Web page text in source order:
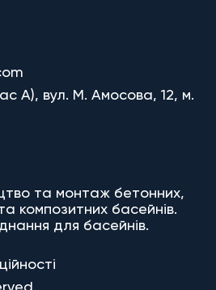
A), вул. М. Амосова, 12, м.
та монтаж бетонних,
композитних басейнів.
для басейнів.